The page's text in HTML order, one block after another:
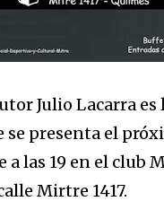
Julio Lacarra
se presenta el
a las 19 en el club
Mirtre 1417.